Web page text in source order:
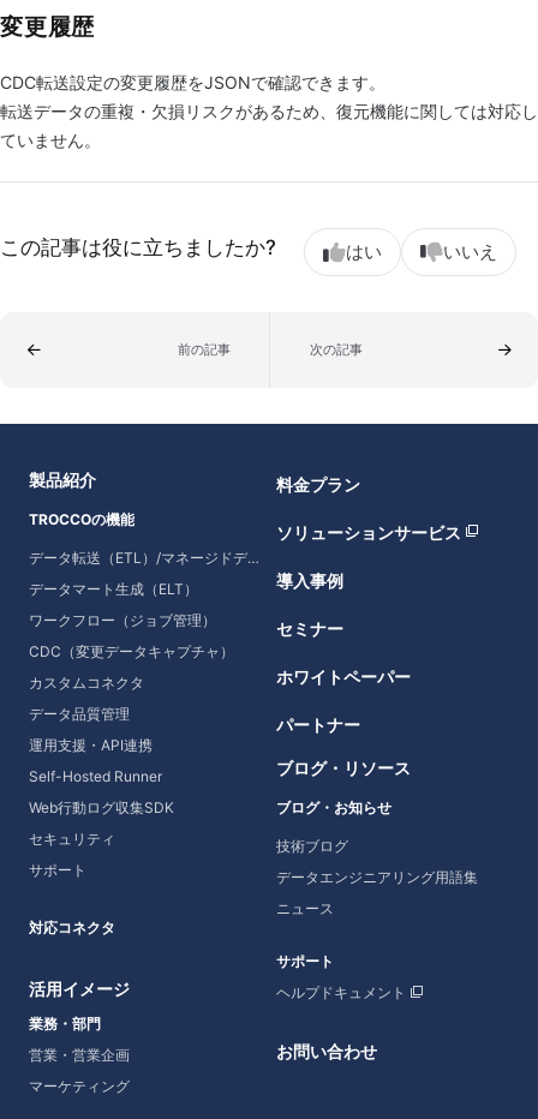
変更履歴
CDC転送設定の変更履歴をJSONで確認できます。
転送データの重複・欠損リスクがあるため、復元機能に関しては対応し
ていません。
この記事は役に立ちましたか? はい いいえ
前の記事 次の記事
製品紹介
TROCCOの機能
データ転送（ETL）/マネージドデータ転送
データマート生成（ELT）
ワークフロー（ジョブ管理）
CDC（変更データキャプチャ）
カスタムコネクタ
データ品質管理
運用支援・API連携
Self-Hosted Runner
Web行動ログ収集SDK
セキュリティ
サポート
対応コネクタ
活用イメージ
業務・部門
営業・営業企画
マーケティング
料金プラン
ソリューションサービス
導入事例
セミナー
ホワイトペーパー
パートナー
ブログ・リソース
ブログ・お知らせ
技術ブログ
データエンジニアリング用語集
ニュース
サポート
ヘルプドキュメント
お問い合わせ